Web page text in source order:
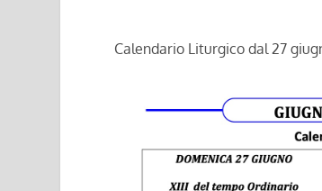
Calendario Liturgico dal 27